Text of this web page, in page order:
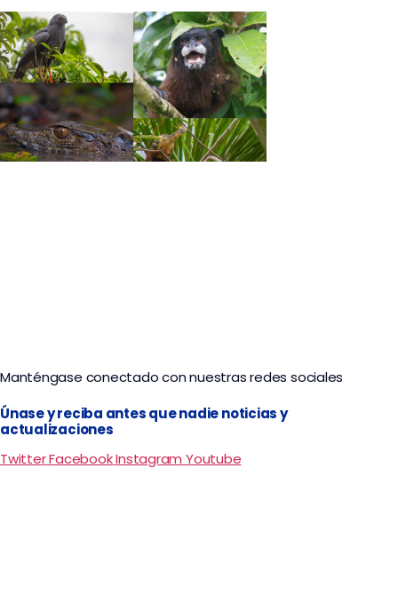
Manténgase conectado con nuestras redes sociales
Únase y reciba antes que nadie noticias y
actualizaciones
TwitterFacebookInstagram Youtube